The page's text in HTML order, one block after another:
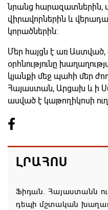
նրանց հարազատներին,
վիրավորներին և
կորածներին։
Մեր հայցն է առ
օրհնությունը
կյանքի մեջ պահի մեր
Հայաստան, Արցախ և ի
ասված է կաթողիկոսի
ԼՐԱՀՈՍ
Ֆիդան. Հայաստանն ու
դեպի մշտական